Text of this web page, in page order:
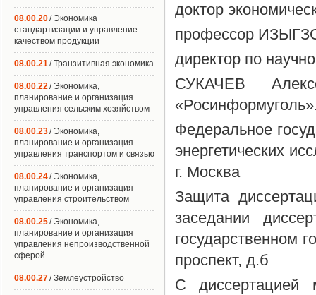
доктор
профессор
директор по
СУКАЧЕВ
Федеральное
энергетических
г. Москва
Защита
заседании
государственном
проспект, д.б
С диссертацией
08.00.20/ Экономика
стандартизации и управление
качеством продукции
08.00.21/ Транзитивная экономика
08.00.22/ Экономика,
планирование и организация
управления сельским хозяйством
08.00.23/ Экономика,
планирование и организация
управления транспортом и связью
08.00.24/ Экономика,
планирование и организация
управления строительством
08.00.25/ Экономика,
планирование и организация
управления непроизводственной
сферой
08.00.27/ Землеустройство